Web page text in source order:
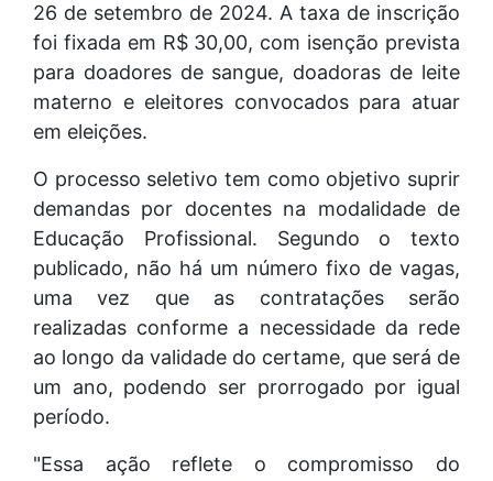
26 de setembro de 2024. A taxa de inscrição
foi fixada em R$ 30,00, com isenção prevista
para doadores de sangue, doadoras de leite
materno e eleitores convocados para atuar
em eleições.
O processo seletivo tem como objetivo suprir
demandas por docentes na modalidade de
Educação Profissional. Segundo o texto
publicado, não há um número fixo de vagas,
uma vez que as contratações serão
realizadas conforme a necessidade da rede
ao longo da validade do certame, que será de
um ano, podendo ser prorrogado por igual
período.
"Essa ação reflete o compromisso do